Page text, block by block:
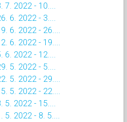
2022 - 10....
6. 2022 - 3....
6. 2022 - 26....
6. 2022 - 19....
2022 - 12....
5. 2022 - 5....
5. 2022 - 29....
5. 2022 - 22....
2022 - 15....
2022 - 8. 5....